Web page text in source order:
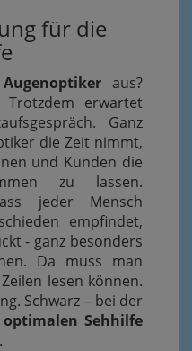
für die
Augenoptiker aus?
Trotzdem erwartet
Ganz
die Zeit nimmt,
und Kunden die
zu lassen.
jeder Mensch
empfindet,
- ganz besonders
Da muss man
lesen können.
Schwarz – bei der
optimalen Sehhilfe